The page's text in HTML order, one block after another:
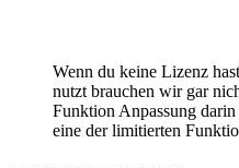
Wenn du keine Lizenz
nutzt brauchen wir gar
Funktion Anpassung
eine der limitierten